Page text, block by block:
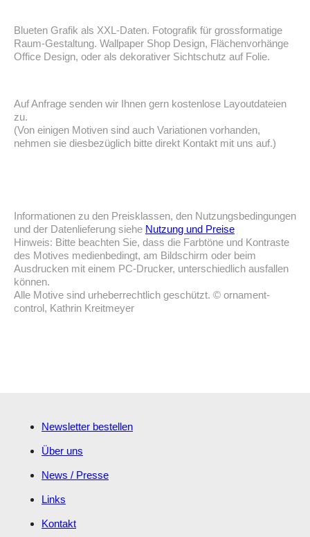
Blueten Grafik als XXL-Daten. Fotografik für grossformatige
Raum-Gestaltung. Wallpaper Shop Design, Flächenvorhänge
Office Design, oder als dekorativer Sichtschutz auf Folie.
Auf Anfrage senden wir Ihnen gern kostenlose Layoutdateien
zu.
(Von einigen Motiven sind auch Variationen vorhanden,
nehmen sie diesbezüglich bitte direkt Kontakt mit uns auf.)
Informationen zu den Preisklassen, den Nutzungsbedingungen
und der Datenlieferung siehe Nutzung und Preise
Hinweis: Bitte beachten Sie, dass die Farbtöne und Kontraste
des Motives medienbedingt, am Bildschirm oder beim
Ausdrucken mit einem PC-Drucker, unterschiedlich ausfallen
können.
Alle Motive sind urheberrechtlich geschützt. © ornament-
control, Kathrin Kreitmeyer
Newsletter bestellen
Über uns
News / Presse
Links
Kontakt